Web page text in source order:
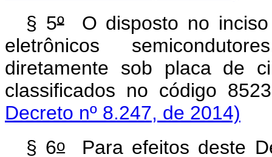
§ 5ºO disposto no
eletrônicos
diretamente sob placa de
classificados no código
Decreto nº 8.247, de 2014)
§ 6oPara efeitos deste